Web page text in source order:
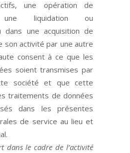
une opération de
une liquidation ou
dans une acquisition de
son activité par une autre
consent à ce que les
soient transmises par
société et que cette
traitements de données
dans les présentes
de service au lieu et
dans le cadre de l’activité